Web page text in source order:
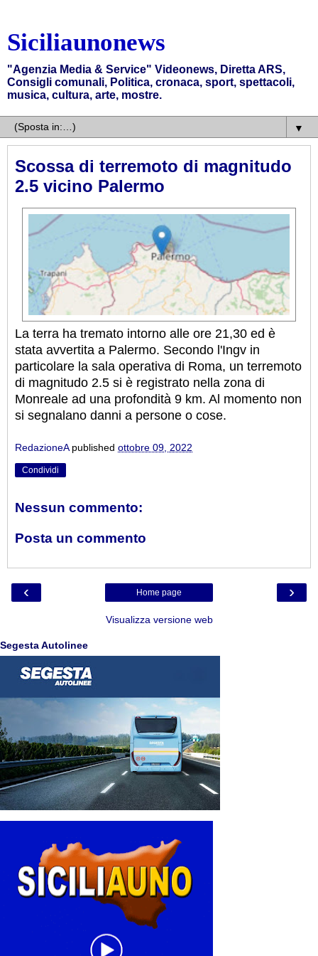
Siciliaunonews
"Agenzia Media & Service" Videonews, Diretta ARS,
Consigli comunali, Politica, cronaca, sport, spettacoli,
musica, cultura, arte, mostre.
▼
Scossa di terremoto di magnitudo
2.5 vicino Palermo
La terra ha tremato intorno alle ore 21,30 ed è
stata avvertita a Palermo. Secondo l'Ingv in
particolare la sala operativa di Roma, un terremoto
di magnitudo 2.5 si è registrato nella zona di
Monreale ad una profondità 9 km. Al momento non
si segnalano danni a persone o cose.
RedazioneA published ottobre 09, 2022
Condividi
Nessun commento:
Posta un commento
‹ ›
Home page
Visualizza versione web
Segesta Autolinee